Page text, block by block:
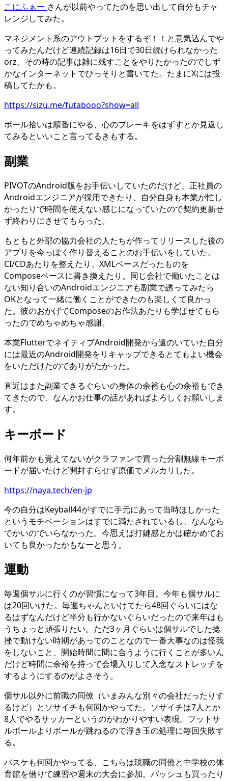
こにふぁー さんが以前やってたのを思い出して自分もチャ
レンジしてみた。
マネジメント系のアウトプットをするぞ！！と意気込んでや
ってみたんだけど連続記録は16日で30日続けられなかった
orz。その時の記事は雑に残すことをやりたかったのでしず
かなインターネットでひっそりと書いてた。たまにXには投
稿してたかも。
https://sizu.me/futabooo?show=all
ボール拾いは順番にやる、心のブレーキをはずすとか見返し
てみるといいこと言ってるきもする。
副業
PIVOTのAndroid版をお手伝いしていたのだけど、正社員の
Androidエンジニアが採用できたり、自分自身も本業が忙し
かったりで時間を使えない感じになっていたので契約更新せ
ず終わりにさせてもらった。
もともと外部の協力会社の人たちが作ってリリースした後の
アプリを今っぽく作り替えることのお手伝いをしていた。
CI/CDあたりを整えたり、XMLベースだったものを
Composeベースに書き換えたり。同じ会社で働いたことは
ない知り合いのAndroidエンジニアも副業で誘ってみたら
OKとなって一緒に働くことができたのも楽しくて良かっ
た。彼のおかげでComposeのお作法あたりも学ばせてもら
ったのでめちゃめちゃ感謝。
本業FlutterでネイティブAndroid開発から遠のいていた自分
には最近のAndroid開発をリキャップできるとてもよい機会
をいただけたのでありがたかった。
直近はまた副業できるぐらいの身体の余裕も心の余裕もでき
てきたので、なんかお仕事の話があればよろしくお願いしま
す。
キーボード
何年前かも覚えてないがクラファンで買った分割無線キーボ
ードが届いたけど開封すらせず原価でメルカリした。
https://naya.tech/en-jp
今の自分はKeyball44がすでに手元にあって当時ほしかった
というモチベーションはすでに満たされているし、なんなら
でかいのでいらなかった。今思えば打鍵感とかは確かめてお
いても良かったかもなーと思う。
運動
毎週個サルに行くのが習慣になって3年目。今年も個サルに
は20回いけた。毎週ちゃんといけてたら48回ぐらいにはな
るはずなんだけど半分も行かないぐらいだったので来年はも
うちょっと頑張りたい。ただ3ヶ月ぐらいは個サルでした捻
挫で動けない時期があってのことなので一番大事なのは怪我
をしないこと、開始時間に間に合うように行くことが多いん
だけど時間に余裕を持って会場入りして入念なストレッチを
するようにするのがよさそう。
個サル以外に前職の同僚（いまみんな別々の会社だったりす
るけど）とソサイチも何回かやってた。ソサイチは7人とか
8人でやるサッカーというのがわかりやすい表現。フットサ
ルボールよりボールが跳ねるので浮き玉の処理に毎回失敗す
る。
バスケも何回かやってる、こちらは現職の同僚と中学校の体
育館を借りて練習や週末の大会に参加。バッシュも買ったり